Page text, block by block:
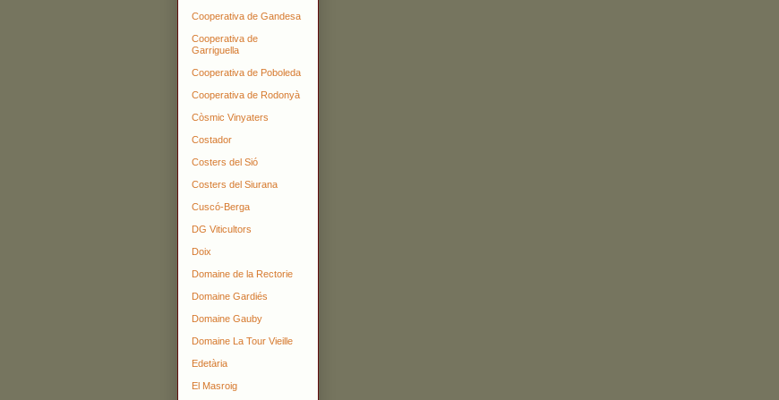
Cooperativa de Gandesa
Cooperativa de
Garriguella
Cooperativa de Poboleda
Cooperativa de Rodonyà
Còsmic Vinyaters
Costador
Costers del Sió
Costers del Siurana
Cuscó-Berga
DG Viticultors
Doix
Domaine de la Rectorie
Domaine Gardiés
Domaine Gauby
Domaine La Tour Vieille
Edetària
El Masroig